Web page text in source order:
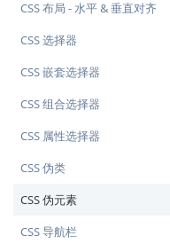
CSS 布局 - 水平 & 垂直对齐
CSS 选择器
CSS 嵌套选择器
CSS 组合选择器
CSS 属性选择器
CSS 伪类
CSS 伪元素
CSS 导航栏